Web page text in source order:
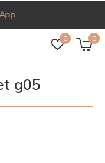
0 0
g05